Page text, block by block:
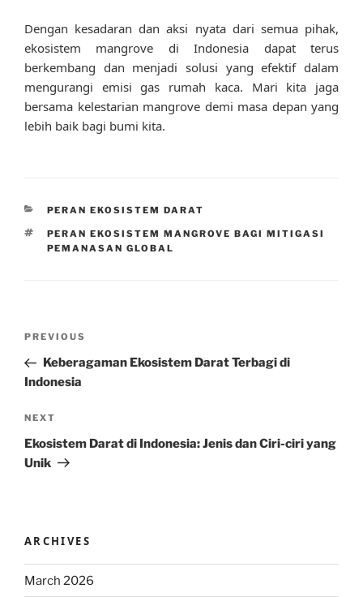
Dengan kesadaran dan aksi nyata dari semua pihak,
ekosistem mangrove di Indonesia dapat terus
berkembang dan menjadi solusi yang efektif dalam
mengurangi emisi gas rumah kaca. Mari kita jaga
bersama kelestarian mangrove demi masa depan yang
lebih baik bagi bumi kita.
CATEGORIES
PERAN EKOSISTEM DARAT
TAGS
PERAN EKOSISTEM MANGROVE BAGI MITIGASI
PEMANASAN GLOBAL
Previous
Post
PREVIOUS
Keberagaman Ekosistem Darat Terbagi di
Indonesia
Next
Post
NEXT
Ekosistem Darat di Indonesia: Jenis dan Ciri-ciri yang
Unik
ARCHIVES
March 2026